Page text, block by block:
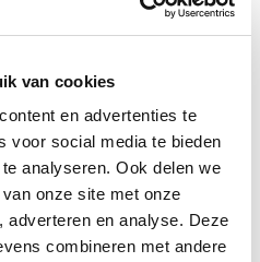
van cookies
en advertenties te
voor social media te bieden
analyseren. Ook delen we
onze site met onze
adverteren en analyse. Deze
combineren met andere
een risico-
de re-
tijd en interventie?
stromen uit naareen
met de A rboarts
de uitvalrisico’s, dan
van een